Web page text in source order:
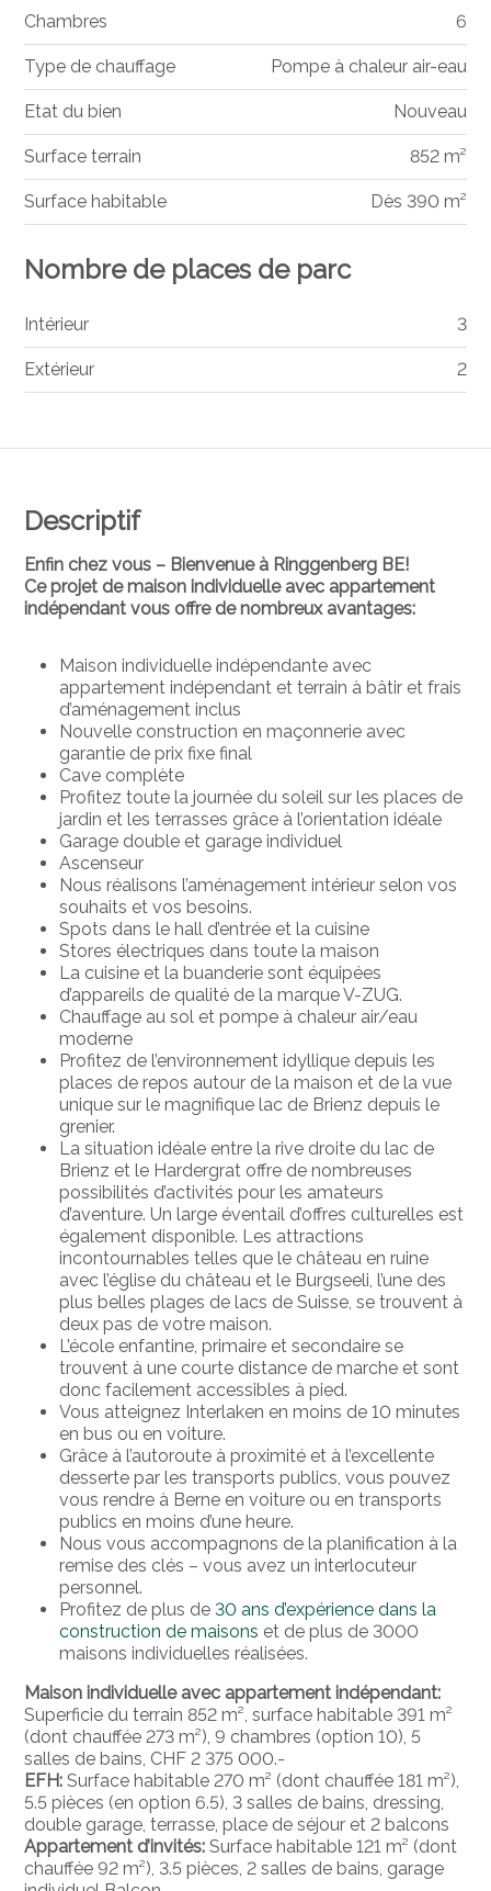
Descriptif
Enfin chez vous – Bienvenue à Ringgenberg BE!
Ce projet de maison individuelle avec appartement
indépendant vous offre de nombreux avantages:
Maison individuelle indépendante avec
appartement indépendant et terrain à bâtir et frais
d’aménagement inclus
Nouvelle construction en maçonnerie avec
garantie de prix fixe final
Cave complète
Profitez toute la journée du soleil sur les places de
jardin et les terrasses grâce à l’orientation idéale
Garage double et garage individuel
Ascenseur
Nous réalisons l’aménagement intérieur selon vos
souhaits et vos besoins.
Spots dans le hall d’entrée et la cuisine
Stores électriques dans toute la maison
La cuisine et la buanderie sont équipées
d’appareils de qualité de la marque V-ZUG.
Chauffage au sol et pompe à chaleur air/eau
moderne
Profitez de l’environnement idyllique depuis les
places de repos autour de la maison et de la vue
unique sur le magnifique lac de Brienz depuis le
grenier.
La situation idéale entre la rive droite du lac de
Brienz et le Hardergrat offre de nombreuses
possibilités d’activités pour les amateurs
d’aventure. Un large éventail d’offres culturelles est
également disponible. Les attractions
incontournables telles que le château en ruine
avec l’église du château et le Burgseeli, l’une des
plus belles plages de lacs de Suisse, se trouvent à
deux pas de votre maison.
L’école enfantine, primaire et secondaire se
trouvent à une courte distance de marche et sont
donc facilement accessibles à pied.
Vous atteignez Interlaken en moins de 10 minutes
en bus ou en voiture.
Grâce à l’autoroute à proximité et à l’excellente
desserte par les transports publics, vous pouvez
vous rendre à Berne en voiture ou en transports
publics en moins d’une heure.
Nous vous accompagnons de la planification à la
remise des clés – vous avez un interlocuteur
personnel.
Profitez de plus de30 ans d’expérience dans la
construction de maisons et de plus de 3000
maisons individuelles réalisées.
Maison individuelle avec appartement indépendant:
Superficie du terrain 852 m², surface habitable 391 m²
(dont chauffée 273 m²), 9 chambres (option 10), 5
salles de bains, CHF 2 375 000.-
EFH: Surface habitable 270 m² (dont chauffée 181 m²),
5.5 pièces (en option 6.5), 3 salles de bains, dressing,
double garage, terrasse, place de séjour et 2 balcons
Appartement d’invités: Surface habitable 121 m² (dont
chauffée 92 m²), 3.5 pièces, 2 salles de bains, garage
Chambres 6
Type de chauffage Pompe à chaleur air-eau
Etat du bien Nouveau
Surface terrain 852 m²
Surface habitable Dès 390 m²
Nombre de places de parc
Intérieur 3
Extérieur 2